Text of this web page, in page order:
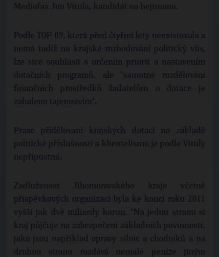
Mediafax Jan Vitula, kandidát na hejtmana.
Podle TOP 09, která před čtyřmi lety neexistovala a
nemá tudíž na krajské rozhodování politický vliv,
lze sice souhlasit s určením priorit a nastavením
dotačních programů, ale "samotné rozdělování
finančních prostředků žadatelům o dotace je
zahaleno tajemstvím".
Praxe přidělování krajských dotací na základě
politické příslušnosti a klientelismu je podle Vituly
nepřípustná.
Zadluženost Jihomoravského kraje včetně
příspěvkových organizací byla ke konci roku 2011
vyšší jak dvě miliardy korun. "Na jednu stranu si
kraj půjčuje na zabezpečení základních povinností,
jako jsou například opravy silnic a chodníků a na
druhou stranu rozdává nemalé peníze jiným